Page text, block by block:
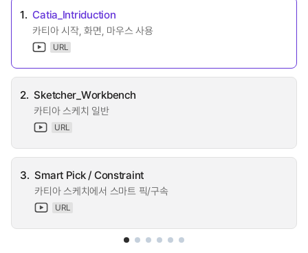
1. Catia_Intriduction
카티아 시작, 화면, 마우스 사용
URL
2. Sketcher_Workbench
카티아 스케치 일반
URL
3. Smart Pick / Constraint
카티아 스케치에서 스마트 픽/구속
URL